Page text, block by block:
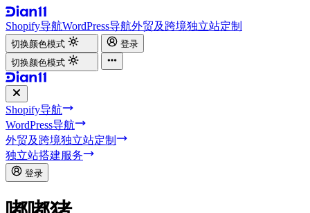
Shopify导航WordPress导航外贸及跨境独立站定制
切换颜色模式
登录
切换颜色模式
Shopify导航
WordPress导航
外贸及跨境独立站定制
独立站搭建服务
登录